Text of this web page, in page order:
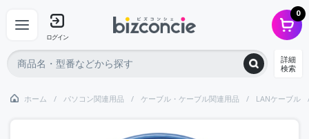
ログイン
0
詳細
検索
ホーム パソコン関連用品 ケーブル・ケーブル関連用品 LANケーブル